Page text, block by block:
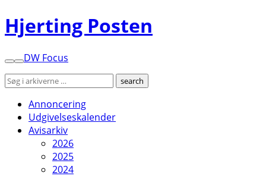
Hjerting Posten
DW Focus
Annoncering
Udgivelseskalender
Avisarkiv
2026
2025
2024